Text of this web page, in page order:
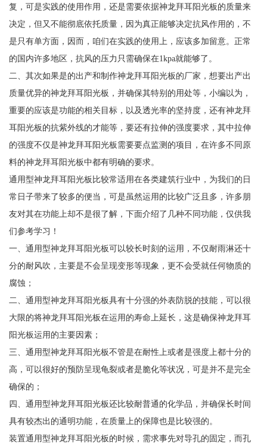
复，可是实践的使用作用，还是需要依据神龙拜耳阳光板的质量来
决定，但又不能彻底依托质量，因为真正能够决定抗风作用的，不
是只有单方面，因而，咱们在实践的使用上，应该多加留意。正常
的国内许多地区，抗风的压力只需确保在1kpa就能够了。
二、其次如果是的出产和制作神龙拜耳阳光板的厂家，想要出产出
质量优异的神龙拜耳阳光板，并确保其特别的用处等，小编以为，
重要的应该是功能的相关目标，以及透光率的坚持度，还有神龙拜
耳阳光板的抗紫外线的才能等，要还有拉伸的强度要求，其中拉伸
的强度不仅是神龙拜耳阳光板需要要点监测的项目，在许多不同原
料的神龙拜耳阳光板中都有明确的要求。
通用型神龙拜耳阳光板比较常适用在各类建筑行业中，为我们的日
常日子带来了较多的便当，可是虽然运用的比较广泛且多，许多朋
友对其在功能上却不是很了解，下面介绍了几种不同功能，仅供我
们参考学习！
一、通用型神龙拜耳阳光板可以较长时刻的运用，不仅耐雨淋还十
分的耐风吹，主要是不会呈现变形等现象，更不会受就任何物质的
腐蚀；
二、通用型神龙拜耳阳光板具有十分强的外表防脱的技能，可以很
大限的将神龙拜耳阳光板在运用的寿命上延长，这是确保神龙拜耳
阳光板运用的主要因素；
三、通用型神龙拜耳阳光板不管是在耐性上或者是强度上都十分的
高，可以很好的预防呈现龟裂或者是脆化等状况，可是并不是完全
确保的；
四、通用型神龙拜耳阳光板还比较耐普通的化学品，并确保长时间
具有较杰出的通明功能，在质量上的保障也是比较强的。
装置通用型神龙拜耳阳光板的时候，需求事先对导孔的固定，而孔